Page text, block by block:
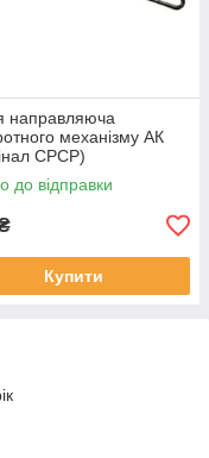
направляюча
механізму АК
СРСР)
до відправки
Купити